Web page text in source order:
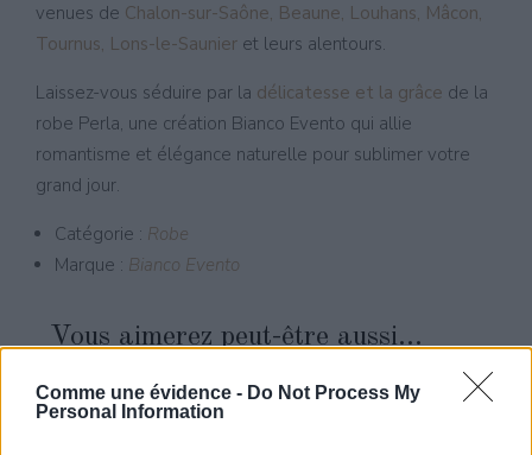
Comme une évidence - Do Not Process My
Personal Information
venues de Chalon-sur-Saône, Beaune, Louhans, Mâcon,
Tournus, Lons-le-Saunier et leurs alentours.
Laissez-vous séduire par la délicatesse et la grâce de la
robe Perla, une création Bianco Evento qui allie
romantisme et élégance naturelle pour sublimer votre
grand jour.
Catégorie : Robe
Marque : Bianco Evento
Vous aimerez peut-être aussi…